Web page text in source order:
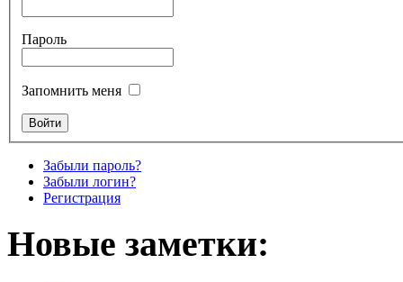
Пароль
Запомнить меня
Забыли пароль?
Забыли логин?
Регистрация
Новые заметки: